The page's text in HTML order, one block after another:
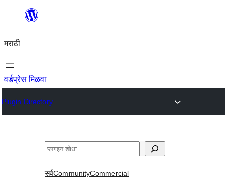
सामुग्रीवर
मराठी
वर्डप्रेस मिळवा
Plugin Directory
शोधा
सर्वCommunityCommercial